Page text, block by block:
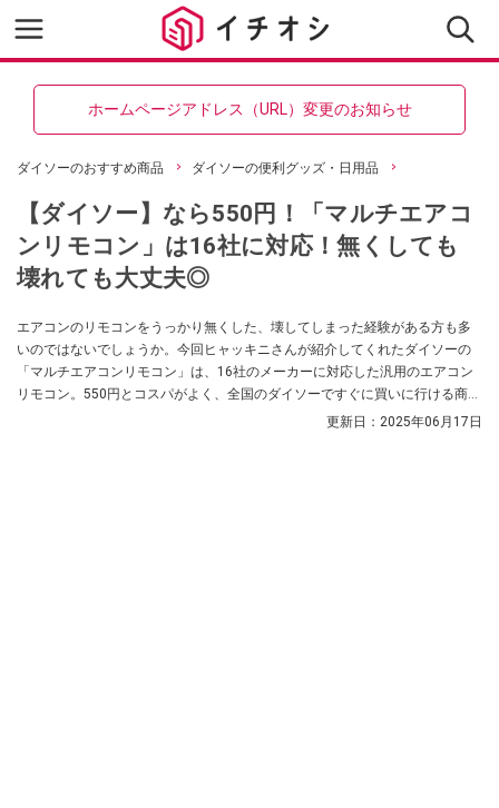
ホームページアドレス（URL）変更のお知らせ
ダイソーのおすすめ商品 ダイソーの便利グッズ・日用品
【ダイソー】なら550円！「マルチエアコ
ンリモコン」は16社に対応！無くしても
壊れても大丈夫◎
エアコンのリモコンをうっかり無くした、壊してしまった経験がある方も多
いのではないでしょうか。今回ヒャッキニさんが紹介してくれたダイソーの
「マルチエアコンリモコン」は、16社のメーカーに対応した汎用のエアコン
リモコン。550円とコスパがよく、全国のダイソーですぐに買いに行ける商品
です！ もしもの事態に備えて、ぜひチェックしてみてくださいね。
更新日： 2025年06月17日